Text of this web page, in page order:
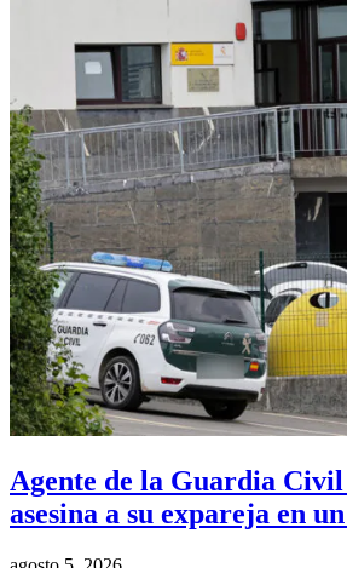
Agente de la Guardia Civil
asesina a su expareja en